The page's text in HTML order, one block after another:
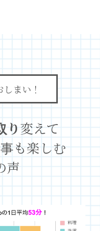
しまい！
り変えて
も楽しむ
声